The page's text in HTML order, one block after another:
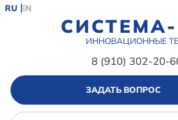
ИННОВАЦИОННЫЕ
8 (910) 302-20-
RU EN
ЗАДАТЬ ВОПРОС